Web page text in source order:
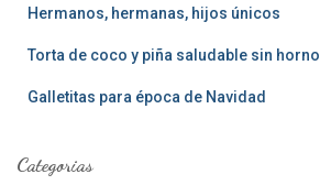
Hermanos, hermanas, hijos únicos
Torta de coco y piña saludable sin horno
Galletitas para época de Navidad
Categorias